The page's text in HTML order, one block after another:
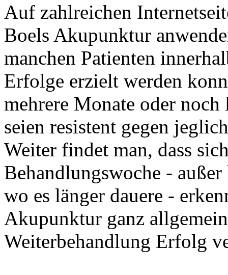
Auf zahlreichen
Boels Akupunktur
manchen Patienten
Erfolge erzielt werden
mehrere Monate oder
seien resistent gegen
Weiter findet man, dass
Behandlungswoche -
wo es länger dauere -
Akupunktur ganz
Weiterbehandlung Erfolg